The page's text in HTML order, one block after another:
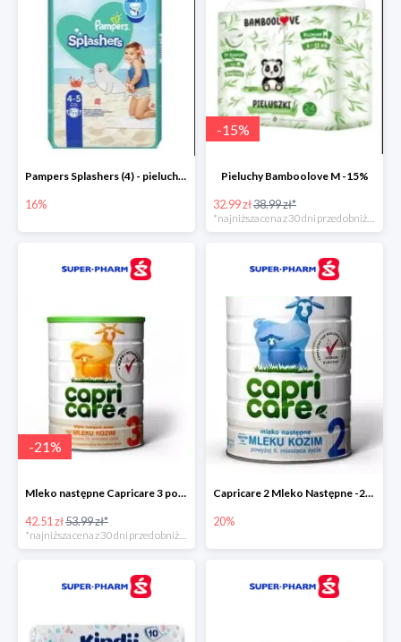
Pampers Splashers (4) - pieluchy jednorazowe do pływania -16%
16%
-15%
Pieluchy Bamboolove M -15%
32.99 zł38.99 zł*
-21%
Mleko następne Capricare 3 powyżej 12 miesięcy 400 g
42.51 zł53.99 zł*
Capricare 2 Mleko Następne -20%
20%